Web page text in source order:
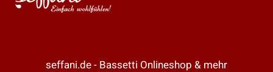
seffani.de - Bassetti Onlineshop & mehr